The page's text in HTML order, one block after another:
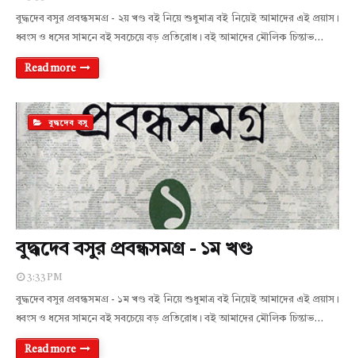
বুদ্ধদেব বসুর প্রবন্ধসমগ্র - ২য় খণ্ড বই নিয়ে শুধুমাত্র বই নিয়েই আমাদের এই প্রয়াস।
ধ্বংস ও ধসের সামনে বই সবচেয়ে বড় প্রতিরোধ। বই আমাদের মৌলিক চিন্তাভ…
Read more
বুদ্ধদেব বসু
বুদ্ধদেব বসুর প্রবন্ধসমগ্র - ১ম খণ্ড
3:33 PM
বুদ্ধদেব বসুর প্রবন্ধসমগ্র - ১ম খণ্ড বই নিয়ে শুধুমাত্র বই নিয়েই আমাদের এই প্রয়াস।
ধ্বংস ও ধসের সামনে বই সবচেয়ে বড় প্রতিরোধ। বই আমাদের মৌলিক চিন্তাভ…
Read more